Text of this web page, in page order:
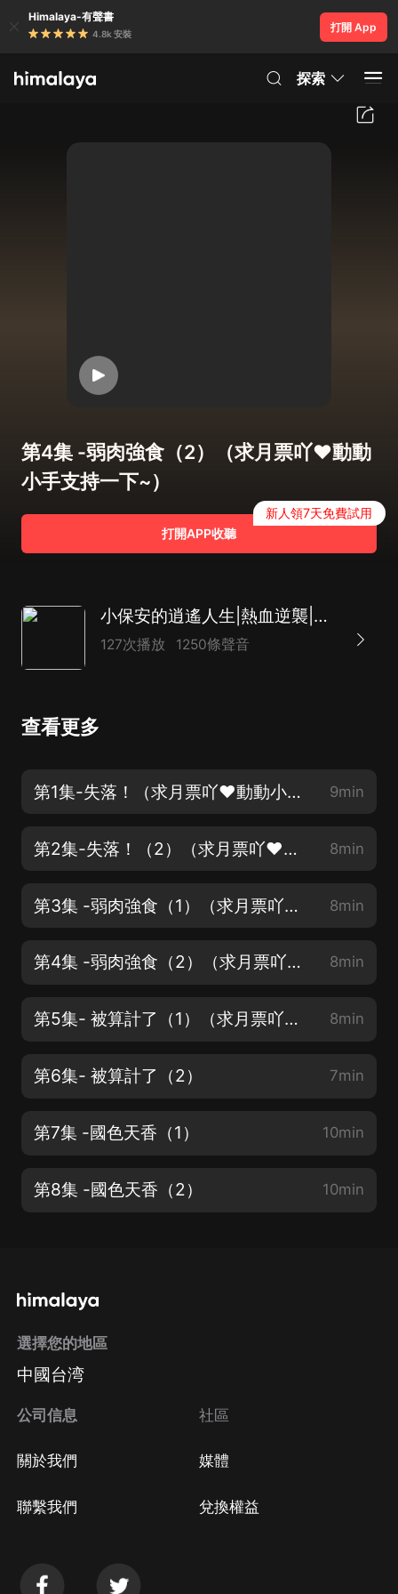
Himalaya-有聲書
4.8k 安裝
打開 App
探索
第4集 -弱肉強食（2）（求月票吖❤動動
小手支持一下~）
打開APP收聽
新人領7天免費試用
小保安的逍遙人生|熱血逆襲|扮豬吃虎|打臉|精品劇
127次播放 1250條聲音
查看更多
第1集-失落！（求月票吖❤動動小手支持一下~） 9min
第2集-失落！（2）（求月票吖❤動動小手支持一下~） 8min
第3集 -弱肉強食（1）（求月票吖❤動動小手支持一下~） 8min
第4集 -弱肉強食（2）（求月票吖❤動動小手支持一下~） 8min
第5集- 被算計了（1）（求月票吖❤動動小手支持一下~） 8min
第6集- 被算計了（2） 7min
第7集 -國色天香（1） 10min
第8集 -國色天香（2） 10min
選擇您的地區
中國台湾
公司信息
關於我們
聯繫我們
社區
媒體
兌換權益